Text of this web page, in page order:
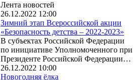
Лента новостей
26.12.2022 12:00
Зимний этап Всероссийской акции
«Безопасность детства – 2022-2023»
В субъектах Российской Федерации
по инициативе Уполномоченного при
Президенте Российской Федерации…
26.12.2022 10:00
Новогодняя ёлка